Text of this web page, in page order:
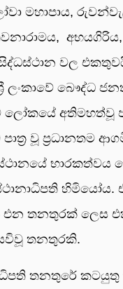
මහාපාය,
අභයගිරිය,
වල
ලංකාවේ බෞද්ධ
අතිමහත්වූ
වූ ප්‍රධානතම
භාරකත්වය
හිමියෝය.
එන තනතුරක් ලෙස
තනතුරකි.
තනතුරේ